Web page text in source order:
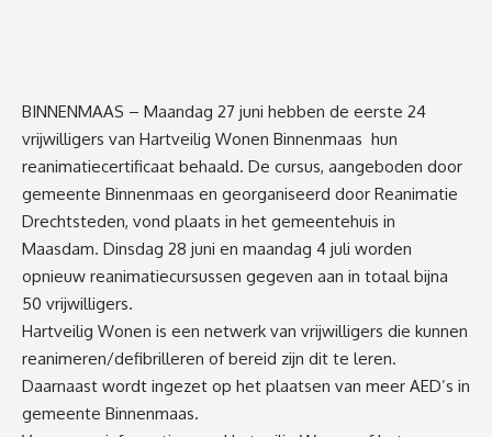
BINNENMAAS – Maandag 27 juni hebben de eerste 24
vrijwilligers van Hartveilig Wonen Binnenmaas hun
reanimatiecertificaat behaald. De cursus, aangeboden door
gemeente Binnenmaas en georganiseerd door Reanimatie
Drechtsteden, vond plaats in het gemeentehuis in
Maasdam. Dinsdag 28 juni en maandag 4 juli worden
opnieuw reanimatiecursussen gegeven aan in totaal bijna
50 vrijwilligers.
Hartveilig Wonen is een netwerk van vrijwilligers die kunnen
reanimeren/defibrilleren of bereid zijn dit te leren.
Daarnaast wordt ingezet op het plaatsen van meer AED’s in
gemeente Binnenmaas.